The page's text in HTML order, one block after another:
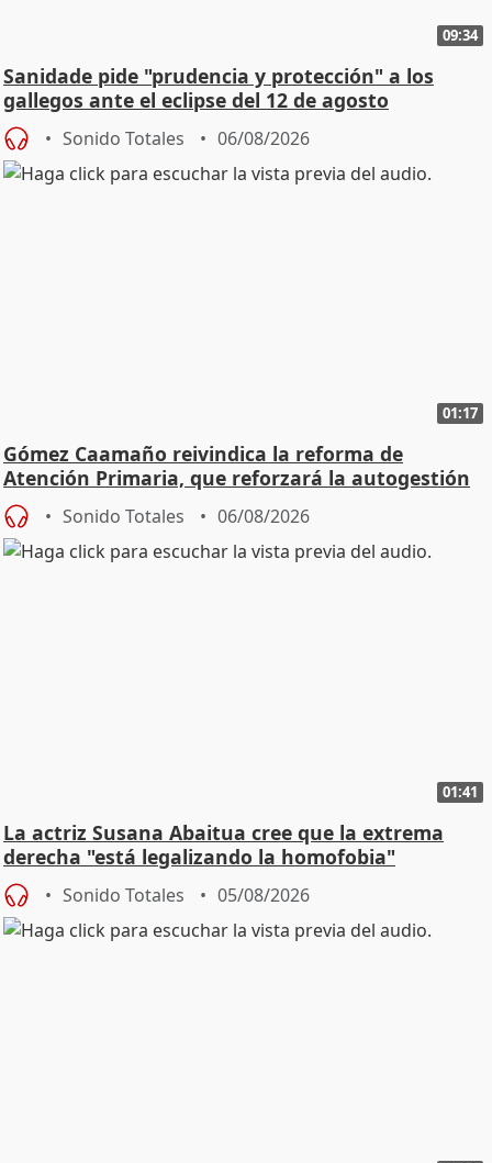
09:34
Sanidade pide "prudencia y protección" a los
gallegos ante el eclipse del 12 de agosto
Sonido Totales 06/08/2026
01:17
Gómez Caamaño reivindica la reforma de
Atención Primaria, que reforzará la autogestión
Sonido Totales 06/08/2026
01:41
La actriz Susana Abaitua cree que la extrema
derecha "está legalizando la homofobia"
Sonido Totales 05/08/2026